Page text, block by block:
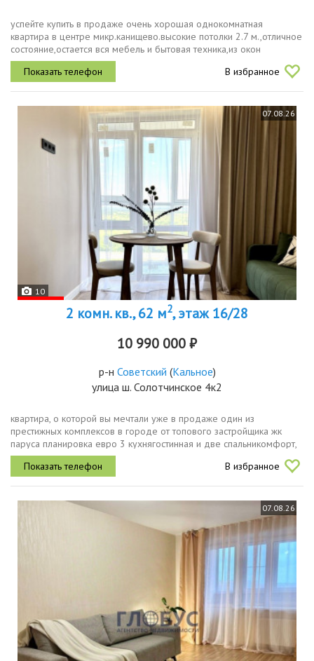
успейте купить в продаже очень хорошая однокомнатная
квартира в центре микр.канищево.высокие потолки 2.7 м.,отличное
состояние,остается вся мебель и бытовая техника,из окон
открывается шикарный вид ,гардеробная комната с
наполнением,отопление...
В избранное
07.08.26
10
2 комн. кв., 62 м2, этаж 16/28
10 990 000 ₽
р-н Советский (Кальное)
улица ш. Солотчинское 4к2
квартира, о которой вы мечтали уже в продаже один из
престижных комплексов в городе от топового застройщика жк
паруса планировка евро 3 кухнягостинная и две спальникомфорт,
продуманный дизайн и панорама на заливные луга с 16
этажа.ищете квартиру,...
В избранное
07.08.26